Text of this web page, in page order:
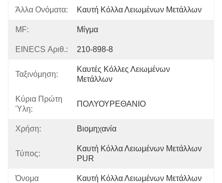
Άλλα Ονόματα: Καυτή Κόλλα Λειωμένων Μετάλλων
MF: Μίγμα
EINECS Αριθ.: 210-898-8
Ταξινόμηση:
Καυτές Κόλλες Λειωμένων
Μετάλλων
Κύρια Πρώτη
Ύλη:
ΠΟΛΥΟΥΡΕΘΑΝΙΟ
Χρήση: Βιομηχανία
Τύπος:
Καυτή Κόλλα Λειωμένων Μετάλλων
PUR
Όνομα
Καυτή Κόλλα Λειωμένων Μετάλλων